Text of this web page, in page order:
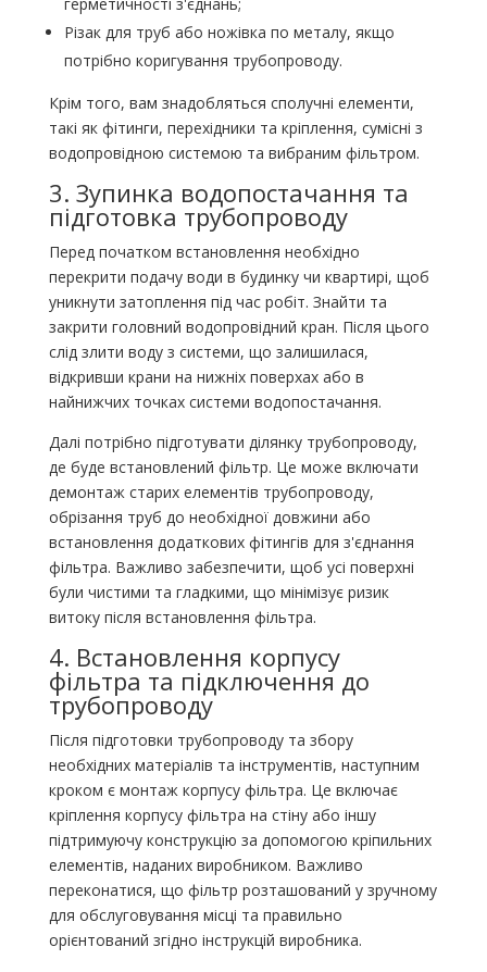
герметичності з'єднань;
Різак для труб або ножівка по металу, якщо
потрібно коригування трубопроводу.
Крім того, вам знадобляться сполучні елементи,
такі як фітинги, перехідники та кріплення, сумісні з
водопровідною системою та вибраним фільтром.
3. Зупинка водопостачання та
підготовка трубопроводу
Перед початком встановлення необхідно
перекрити подачу води в будинку чи квартирі, щоб
уникнути затоплення під час робіт. Знайти та
закрити головний водопровідний кран. Після цього
слід злити воду з системи, що залишилася,
відкривши крани на нижніх поверхах або в
найнижчих точках системи водопостачання.
Далі потрібно підготувати ділянку трубопроводу,
де буде встановлений фільтр. Це може включати
демонтаж старих елементів трубопроводу,
обрізання труб до необхідної довжини або
встановлення додаткових фітингів для з'єднання
фільтра. Важливо забезпечити, щоб усі поверхні
були чистими та гладкими, що мінімізує ризик
витоку після встановлення фільтра.
4. Встановлення корпусу
фільтра та підключення до
трубопроводу
Після підготовки трубопроводу та збору
необхідних матеріалів та інструментів, наступним
кроком є ​​монтаж корпусу фільтра. Це включає
кріплення корпусу фільтра на стіну або іншу
підтримуючу конструкцію за допомогою кріпильних
елементів, наданих виробником. Важливо
переконатися, що фільтр розташований у зручному
для обслуговування місці та правильно
орієнтований згідно інструкцій виробника.